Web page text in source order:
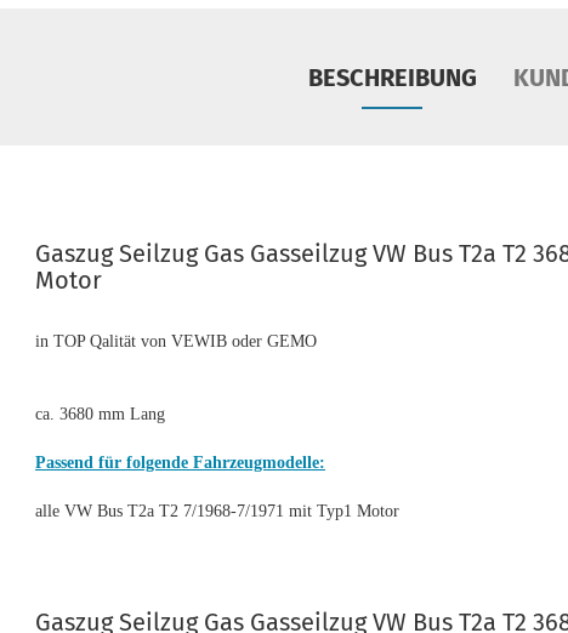
BESCHREIBUNG
Gaszug Seilzug Gas Gasseilzug VW Bus T2a T2
Motor
in TOP Qalität von VEWIB oder GEMO
ca. 3680 mm Lang
Passend für folgende Fahrzeugmodelle:
alle VW Bus T2a T2 7/1968-7/1971 mit Typ1 Motor
Gaszug Seilzug Gas Gasseilzug VW Bus T2a T2